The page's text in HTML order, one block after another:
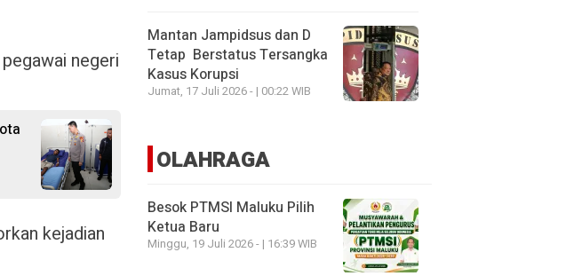
negeri
kejadian
Mantan Jampidsus dan D
Tetap Berstatus Tersangka
Kasus Korupsi
Jumat, 17 Juli 2026 - | 00:22 WIB
OLAHRAGA
Besok PTMSI Maluku Pilih
Ketua Baru
Minggu, 19 Juli 2026 - | 16:39 WIB